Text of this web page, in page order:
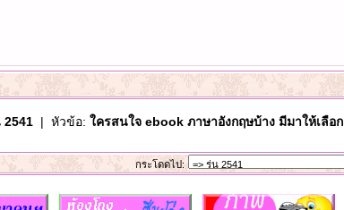
2541| หัวข้อ: ใครสนใจ ebook ภาษาอังกฤษบ้าง มีมาให้เลือก
กระโดดไป: